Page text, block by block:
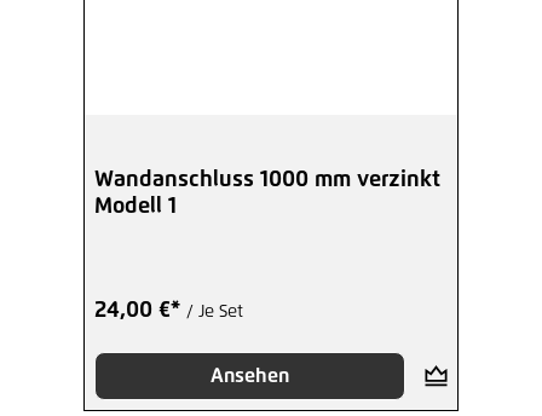
Wandanschluss 1000 mm verzinkt
Modell 1
24,00 €* / Je Set
Ansehen